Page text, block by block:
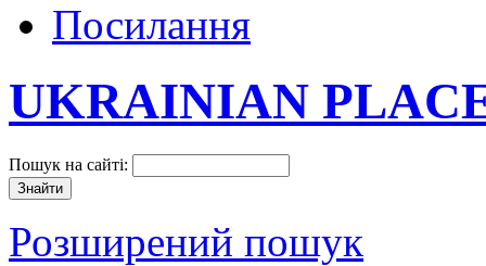
Посилання
UKRAINIAN
Пошук на сайті:
Розширений пошук